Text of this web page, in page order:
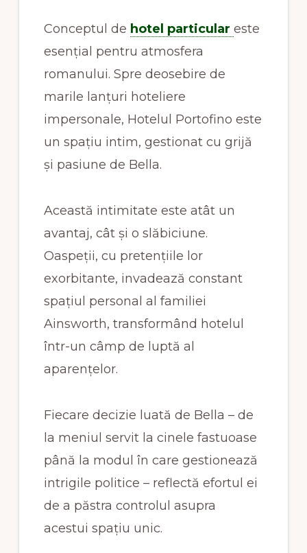
Conceptul de hotel particular este
esențial pentru atmosfera
romanului. Spre deosebire de
marile lanțuri hoteliere
impersonale, Hotelul Portofino este
un spațiu intim, gestionat cu grijă
și pasiune de Bella.
Această intimitate este atât un
avantaj, cât și o slăbiciune.
Oaspeții, cu pretențiile lor
exorbitante, invadează constant
spațiul personal al familiei
Ainsworth, transformând hotelul
într-un câmp de luptă al
aparențelor.
Fiecare decizie luată de Bella – de
la meniul servit la cinele fastuoase
până la modul în care gestionează
intrigile politice – reflectă efortul ei
de a păstra controlul asupra
acestui spațiu unic.